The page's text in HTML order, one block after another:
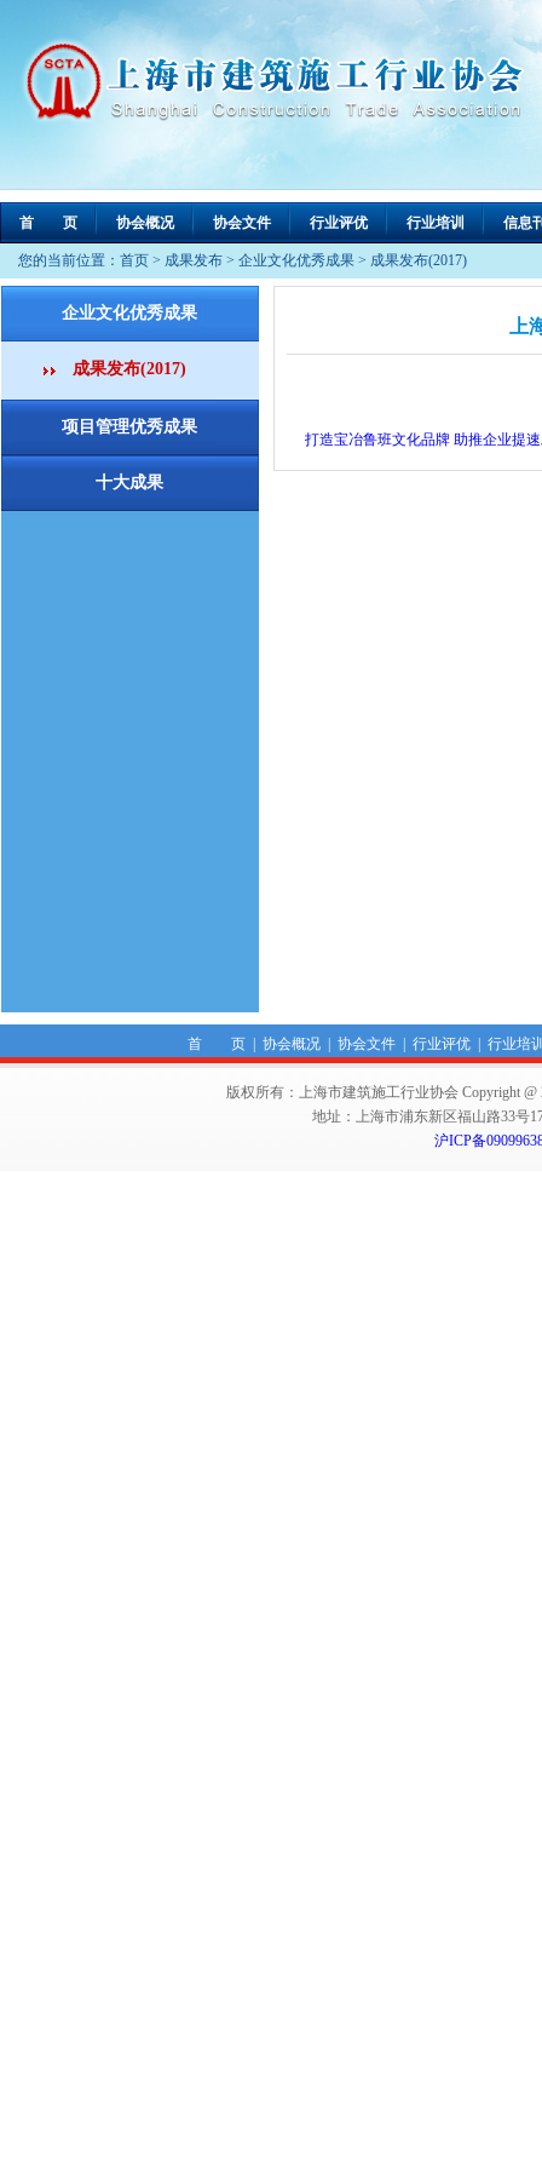
首 页 协会概况 协会文件 行业评优 行业培训 信息
您的当前位置： 首页 > 成果发布 > 企业文化优秀成果 > 成果发布(2017)
企业文化优秀成果
成果发布(2017)
项目管理优秀成果
十大成果
上
打造宝冶鲁班文化品牌 助推企业提
首 页| 协会概况| 协会文件| 行业评优| 行业培
版权所有：上海市建筑施工行业协会 Copyright @
地址：上海市浦东新区福山路33号
沪ICP备